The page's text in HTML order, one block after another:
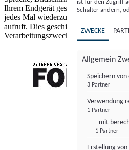
Ihrem Endgerät gespeichert oder von
jedes Mal wiederzuerkennen, wenn es
aufruft. Dies geschieht für einen oder
Verarbeitungszwecke.
ist für den Zugriff
Schalter ändern,
ZWECKE
Allgemein
Speichern
3 Partner
Verwendung
1 Partner
- mit
1 Partner
Erstellung
FONDS professionell